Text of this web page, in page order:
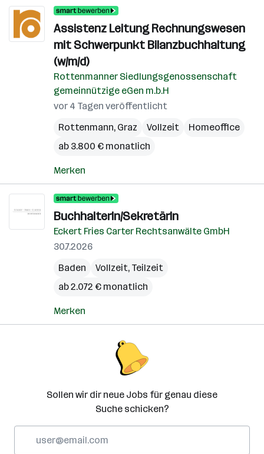
Assistenz Leitung Rechnungswesen
mit Schwerpunkt Bilanzbuchhaltung
(w/m/d)
Rottenmanner Siedlungsgenossenschaft
gemeinnützige eGen m.b.H
vor 4 Tagen veröffentlicht
Rottenmann, Graz Vollzeit
Homeoffice
ab 3.800 € monatlich
Merken
BuchhalterIn/SekretärIn
Eckert Fries Carter Rechtsanwälte GmbH
30.7.2026
Baden
Vollzeit, Teilzeit
ab 2.072 € monatlich
Merken
Sollen wir dir neue Jobs für genau diese
Suche schicken?